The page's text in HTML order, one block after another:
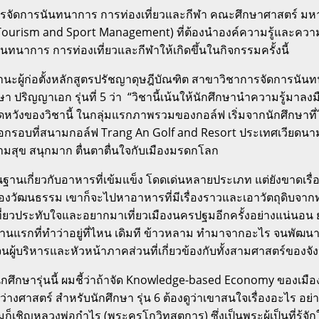
การนันทนาการ การท่องเที่ยวและกีฬา คณะศึกษาศาสตร์ มห
and Sport Management) ที่ต้องนำองค์ความรู้และค
นาการ การท่องเที่ยวและกีฬาให้เกิดขึ้นในกิจกรรมครั้งนี้
ะผู้ก่อตั้งหลักสูตรปรัชญาดุษฎีบัณฑิต สาขาวิชาการจัดการนัน
ปริญญาเอก รุ่นที่ 5 ว่า “วิชานี้เน้นให้นักศึกษานำความรู้มาล
วังของวิชานี้ ในกลุ่มแรกภาพรวมของกอล์ฟ เริ่มจากนักศึกษ
อบที่สนามกอล์ฟ Trang An Golf and Resort ประเทศเวียดน
สุข สนุกมาก ตื่นตาตื่นใจกับเมืองมรดกโลก
นเกี่ยวกับอาหารที่เข้มแข็ง โดดเด่นหลายประเภท แต่ยังขาด
วัฒนธรรม เขาก็จะไปหาอาหารที่มีเรื่องราวและเอาวัตถุดิบจ
วประทับใจและอยากมาเที่ยวเมืองนครปฐมอีกครั้งอย่างแน่น
แรกที่ทำว่าอยู่ที่ไหน เดิมที ข้าวหลาม ทำมาจากอะไร จนพัฒ
ผู้บริหารและหัวหน้าภาคส่วนที่เกี่ยวข้องกับทั้งสามศาสตร์ขอ
กษารุ่นนี้ ผมชี้ว่าถ้าจัด Knowledge-based Economy ของเมื
ศาสตร์ สำหรับนักศึกษา รุ่น 6 ต้องดูว่าเขาสนใจเรื่องอะไร อ
เชิญหลวงพ่อกำไร (พระครูโกวิทสุตการ) ซึ่งเป็นพระผู้เป็นที่รู้